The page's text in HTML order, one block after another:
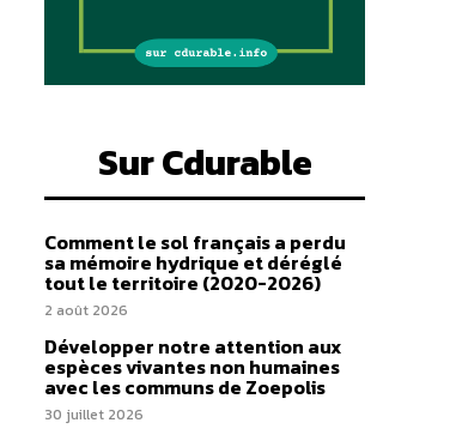
Sur Cdurable
Comment le sol français a perdu
sa mémoire hydrique et déréglé
tout le territoire (2020-2026)
2 août 2026
Développer notre attention aux
espèces vivantes non humaines
avec les communs de Zoepolis
30 juillet 2026